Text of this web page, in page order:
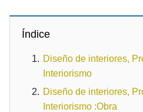
Índice
Diseño de interiores,
Interiorismo
Diseño de interiores,
Interiorismo :Obra